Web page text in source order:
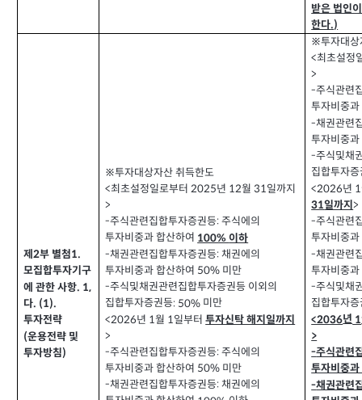
받은 법인
한다.)
제2부 별첨1.
모집합투자기구
에 관한 사항. 1,
다. (1).
투자전략
(운용전략 및
투자방침)
※투자대상자산 취득한도
<최초설정일로부터 2025년 12월 31일까지
>
-주식관련집합투자증권등:주식에의
투자비중과 합산하여 100% 이하
-채권관련집합투자증권등:채권에의
투자비중과 합산하여 50% 미만
-주식및채권관련집합투자증권등 이외의
집합투자증권등: 50% 미만
<2026년 1월 1일부터투자신탁 해지일까지
>
-주식관련집합투자증권등:주식에의
투자비중과 합산하여 50% 미만
-채권관련집합투자증권등:채권에의
※투자대상
<최초설정
>
-주식관련
투자비중
-채권관련
투자비중
-주식및채
집합투자
<2026년 1
31일까지>
-주식관련
투자비중
-채권관련
투자비중
-주식및채
집합투자
<2036년 1
>
-주식관련
투자비중
-채권관련